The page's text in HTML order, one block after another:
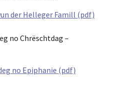
der Helleger Famill (pdf)
no Chrëschtdag –
no Epiphanie (pdf)